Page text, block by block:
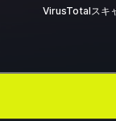
VirusTotalスキ